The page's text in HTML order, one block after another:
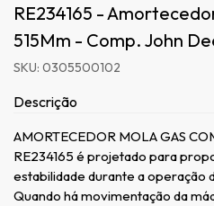
RE234165 -
515Mm - Comp. John
SKU: 0305500102
Descrição
AMORTECEDOR MOLA GAS
RE234165 é projetado para
estabilidade durante a operação
Quando há movimentação da